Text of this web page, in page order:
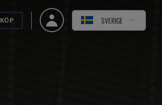
KÖP SVERIGE